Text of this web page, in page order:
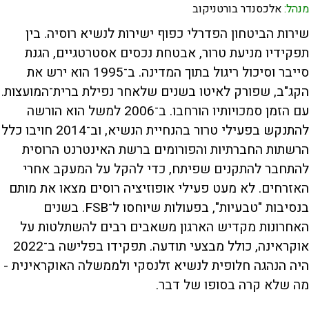
מנהל:אלכסנדר בורטניקוב
שירות הביטחון הפדרלי כפוף ישירות לנשיא רוסיה. בין
תפקידיו מניעת טרור, אבטחת נכסים אסטרטגיים, הגנת
סייבר וסיכול ריגול בתוך המדינה. ב־1995 הוא ירש את
הקג"ב, שפורק לאיטו בשנים שלאחר נפילת ברית־המועצות.
עם הזמן סמכויותיו הורחבו. ב־2006 למשל הוא הורשה
להתנקש בפעילי טרור בהנחיית הנשיא, וב־2014 חויבו כלל
הרשתות החברתיות והפורומים ברשת האינטרנט הרוסית
להתחבר להתקנים שפיתח, כדי להקל על המעקב אחרי
האזרחים. לא מעט פעילי אופוזיציה רוסים מצאו את מותם
בנסיבות "טבעיות", בפעולות שיוחסו ל־FSB. בשנים
האחרונות מקדיש הארגון משאבים רבים להשתלטות על
אוקראינה, כולל מבצעי תודעה. תפקידו בפלישה ב־2022
היה הנהגה חלופית לנשיא זלנסקי ולממשלה האוקראינית -
מה שלא קרה בסופו של דבר.